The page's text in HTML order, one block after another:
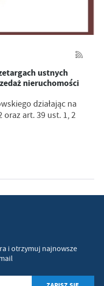
ustnych
nieruchomości
działając na
oraz art. 39 ust. 1, 2
i otrzymuj najnowsze